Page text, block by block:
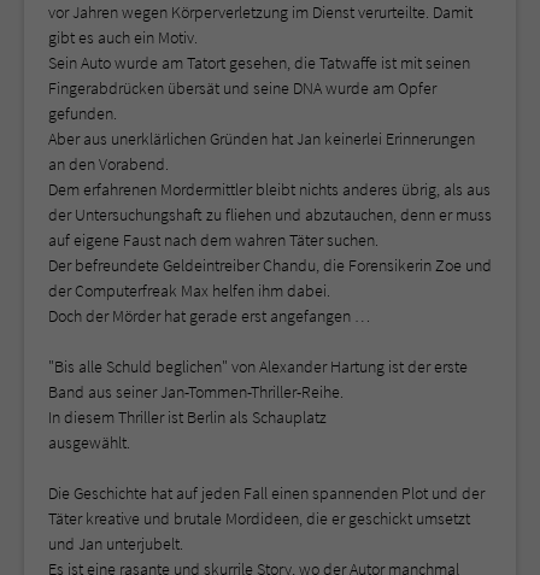
vor Jahren wegen Körperverletzung im Dienst verurteilte. Damit
gibt es auch ein Motiv.
Sein Auto wurde am Tatort gesehen, die Tatwaffe ist mit seinen
Fingerabdrücken übersät und seine DNA wurde am Opfer
gefunden.
Aber aus unerklärlichen Gründen hat Jan keinerlei Erinnerungen
an den Vorabend.
Dem erfahrenen Mordermittler bleibt nichts anderes übrig, als aus
der Untersuchungshaft zu fliehen und abzutauchen, denn er muss
auf eigene Faust nach dem wahren Täter suchen.
Der befreundete Geldeintreiber Chandu, die Forensikerin Zoe und
der Computerfreak Max helfen ihm dabei.
Doch der Mörder hat gerade erst angefangen …
"Bis alle Schuld beglichen" von Alexander Hartung ist der erste
Band aus seiner Jan-Tommen-Thriller-Reihe.
In diesem Thriller ist Berlin als Schauplatz
ausgewählt.
Die Geschichte hat auf jeden Fall einen spannenden Plot und der
Täter kreative und brutale Mordideen, die er geschickt umsetzt
und Jan unterjubelt.
Es ist eine rasante und skurrile Story, wo der Autor manchmal